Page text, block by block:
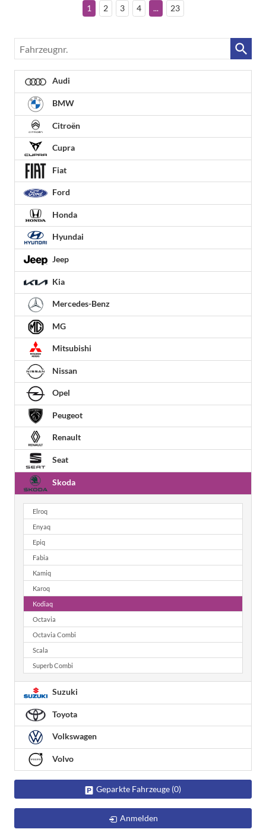
1 2 3 4 ... 23
Fahrzeugnr.
Audi
BMW
Citroën
Cupra
Fiat
Ford
Honda
Hyundai
Jeep
Kia
Mercedes-Benz
MG
Mitsubishi
Nissan
Opel
Peugeot
Renault
Seat
Skoda
Elroq
Enyaq
Epiq
Fabia
Kamiq
Karoq
Kodiaq
Octavia
Octavia Combi
Scala
Superb Combi
Suzuki
Toyota
Volkswagen
Volvo
Geparkte Fahrzeuge (0)
Anmelden